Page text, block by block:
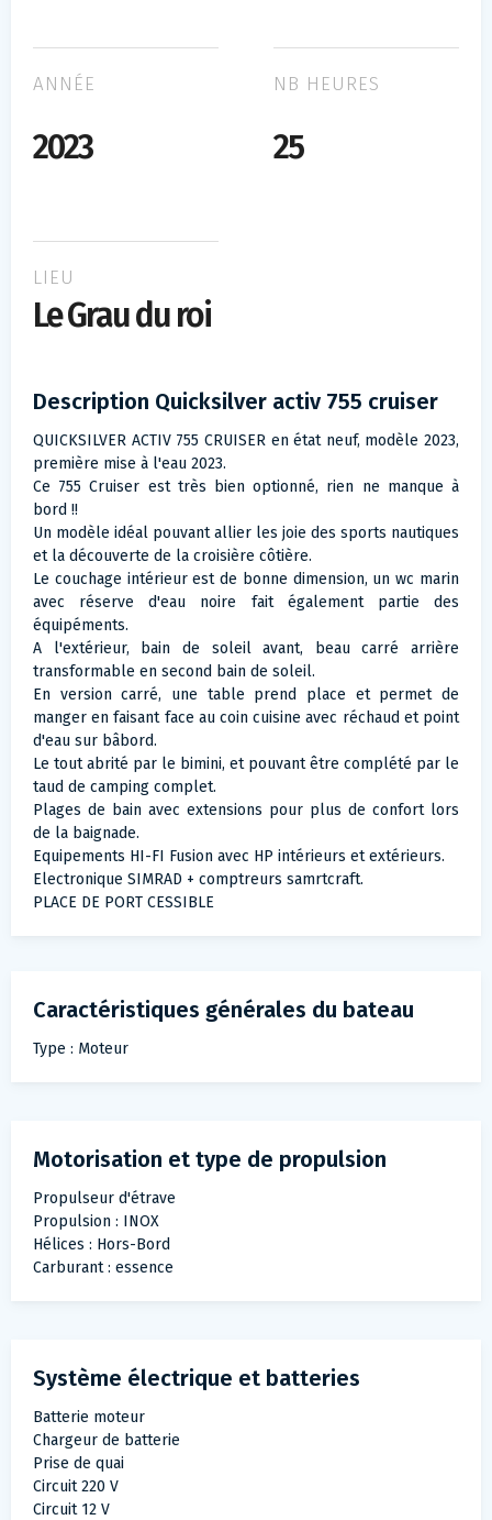
ANNÉE
2023
NB HEURES
25
LIEU
Le Grau du roi
Description Quicksilver activ 755 cruiser
QUICKSILVER ACTIV 755 CRUISER en état neuf, modèle 2023,
première mise à l'eau 2023.
Ce 755 Cruiser est très bien optionné, rien ne manque à
bord !!
Un modèle idéal pouvant allier les joie des sports nautiques
et la découverte de la croisière côtière.
Le couchage intérieur est de bonne dimension, un wc marin
avec réserve d'eau noire fait également partie des
équipéments.
A l'extérieur, bain de soleil avant, beau carré arrière
transformable en second bain de soleil.
En version carré, une table prend place et permet de
manger en faisant face au coin cuisine avec réchaud et point
d'eau sur bâbord.
Le tout abrité par le bimini, et pouvant être complété par le
taud de camping complet.
Plages de bain avec extensions pour plus de confort lors
de la baignade.
Equipements HI-FI Fusion avec HP intérieurs et extérieurs.
Electronique SIMRAD + comptreurs samrtcraft.
PLACE DE PORT CESSIBLE
Caractéristiques générales du bateau
Type : Moteur
Motorisation et type de propulsion
Propulseur d'étrave
Propulsion : INOX
Hélices : Hors-Bord
Carburant : essence
Système électrique et batteries
Batterie moteur
Chargeur de batterie
Prise de quai
Circuit 220 V
Circuit 12 V